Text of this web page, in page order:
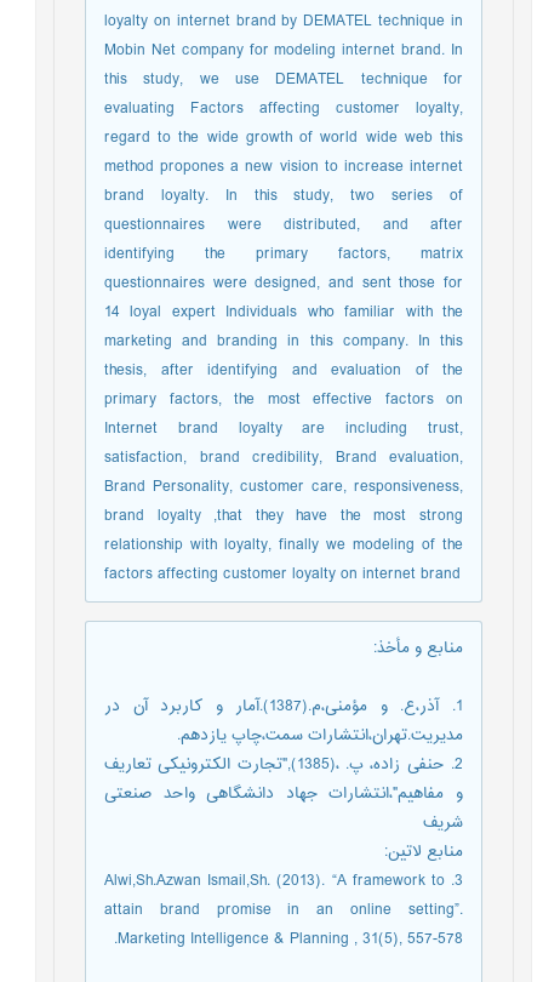
loyalty on internet brand by DEMATEL technique in
Mobin Net company for modeling internet brand. In
this study, we use DEMATEL technique for
evaluating Factors affecting customer loyalty,
regard to the wide growth of world wide web this
method propones a new vision to increase internet
brand loyalty. In this study, two series of
questionnaires were distributed, and after
identifying the primary factors, matrix
questionnaires were designed, and sent those for
14 loyal expert Individuals who familiar with the
marketing and branding in this company. In this
thesis, after identifying and evaluation of the
primary factors, the most effective factors on
Internet brand loyalty are including trust,
satisfaction, brand credibility, Brand evaluation,
Brand Personality, customer care, responsiveness,
brand loyalty ,that they have the most strong
relationship with loyalty, finally we modeling of the
factors affecting customer loyalty on internet brand
منابع و مأخذ:
1. آذر،ع. و مؤمنی،م.(1387).آمار و کاربرد آن در
مدیریت.تهران،انتشارات سمت،چاپ یازدهم.
2. حنفی زاده، پ. ،(1385),"تجارت الکترونیکی تعاریف
و مفاهیم"،انتشارات جهاد دانشگاهی واحد صنعتی
شریف
منابع لاتین:
3. Alwi,Sh.Azwan Ismail,Sh. (2013). “A framework to
attain brand promise in an online setting”.
Marketing Intelligence & Planning , 31(5), 557-578.